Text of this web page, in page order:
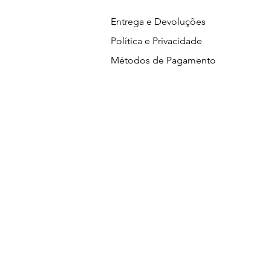
Entrega e Devoluções
Política e Privacidade
Métodos de Pagamento